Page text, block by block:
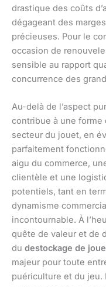
drastique des coûts
dégageant des
précieuses. Pour le
occasion de
sensible au rapport
concurrence des
Au-delà de l’aspect
contribue à une forme
secteur du jouet, en
parfaitement
aigu du commerce,
clientèle et une
potentiels, tant en
dynamisme
incontournable. À
quête de valeur et de
du destockage de
majeur pour toute
puériculture et du jeu.